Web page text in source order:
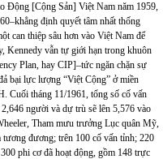
Động [Cộng Sản] Việt Nam năm 1959,
định quyết tâm nhất thống
can thiệp sâu hơn vào Việt Nam để
Kennedy vẫn tự giới hạn trong khuôn
Plan, hay CIP]–tức ngăn chặn sự
bại lực lượng “Việt Cộng” ở miền
Cuối tháng 11/1961, tổng số cố vấn
người và dự trù sẽ lên 5,576 vào
Tham mưu trưởng Lục quân Mỹ,
tương đương; trên 100 cố vấn tỉnh; 220
phi cơ đã hoạt động, gồm 148 trực